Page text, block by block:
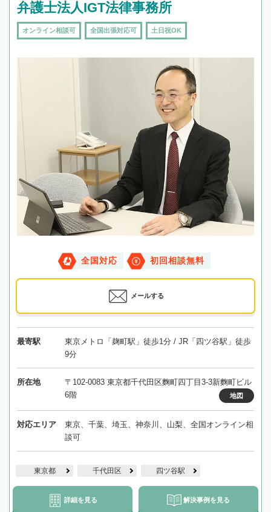
弁護士法人IGT法律事務所
オンライン相談可 全国出張対応可 土日祝OK
全国対応 初回相談無料
メールする
最寄駅
東京メトロ「麹町駅」徒歩1分 / JR「四ツ谷駅」徒歩
9分
所在地
〒102-0083 東京都千代田区麴町四丁目3-3新麴町ビル
6階
地図
対応エリア
東京、千葉、埼玉、神奈川、山梨、全国オンライン相
談可
東京都 千代田区 四ツ谷駅
詳細を見る 解決事例を見る